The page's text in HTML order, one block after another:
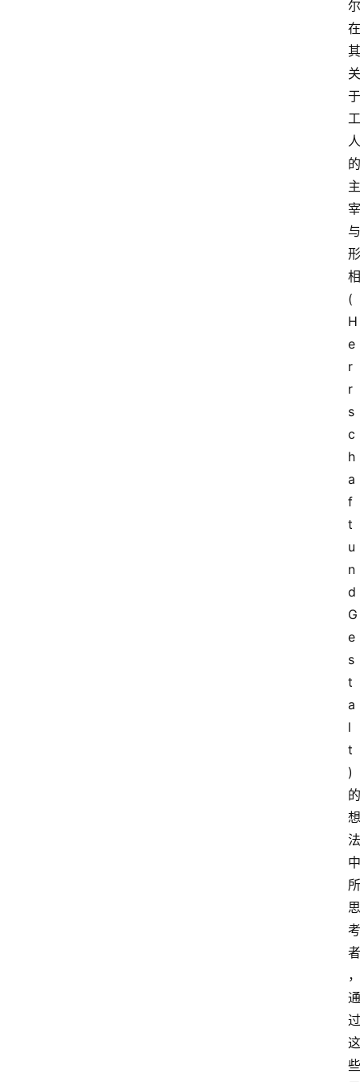
尔
在
其
关
于
工
人
的
主
宰
与
形
相
(
H
e
r
r
s
c
h
a
f
t
u
n
d
G
e
s
t
a
l
t
)
的
想
法
中
所
思
考
者
，
通
过
这
些